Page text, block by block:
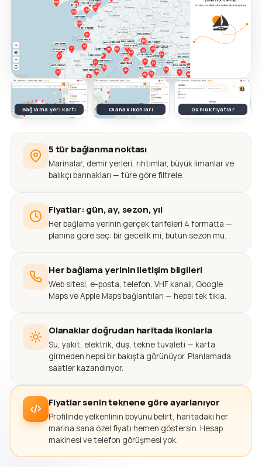
Bağlama yeri kartı Olanak ikonları Günlük fiyatlar
5 tür bağlanma noktası
Marinalar, demir yerleri, rıhtımlar, büyük limanlar ve
balıkçı barınakları — türe göre filtrele.
Fiyatlar: gün, ay, sezon, yıl
Her bağlama yerinin gerçek tarifeleri 4 formatta —
planına göre seç: bir gecelik mi, bütün sezon mu.
Her bağlama yerinin iletişim bilgileri
Web sitesi, e-posta, telefon, VHF kanalı, Google
Maps ve Apple Maps bağlantıları — hepsi tek tıkla.
Olanaklar doğrudan haritada ikonlarla
Su, yakıt, elektrik, duş, tekne tuvaleti — karta
girmeden hepsi bir bakışta görünüyor. Planlamada
saatler kazandırıyor.
Fiyatlar senin teknene göre ayarlanıyor
Profilinde yelkenlinin boyunu belirt, haritadaki her
marina sana özel fiyatı hemen göstersin. Hesap
makinesi ve telefon görüşmesi yok.